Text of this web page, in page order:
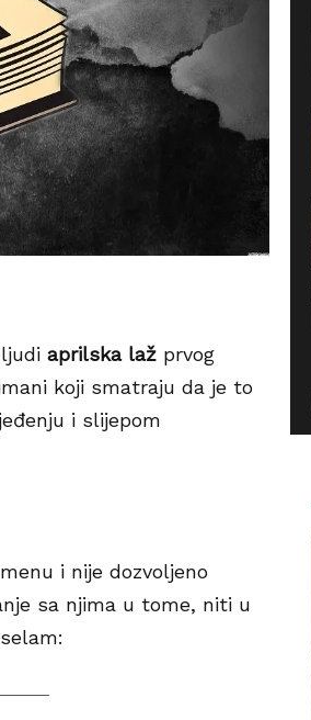
aprilska lažprvog
koji smatraju da je to
jeđenju i slijepom
i nije dozvoljeno
sa njima u tome, niti u